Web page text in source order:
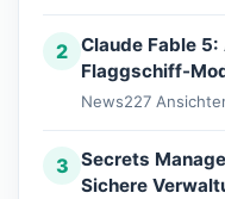
2 Claude Fable
Flaggschiff-
News227
3 Secrets
Sichere